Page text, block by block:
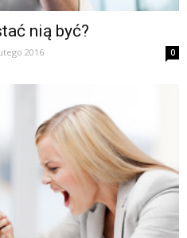
nią być?
2016 0